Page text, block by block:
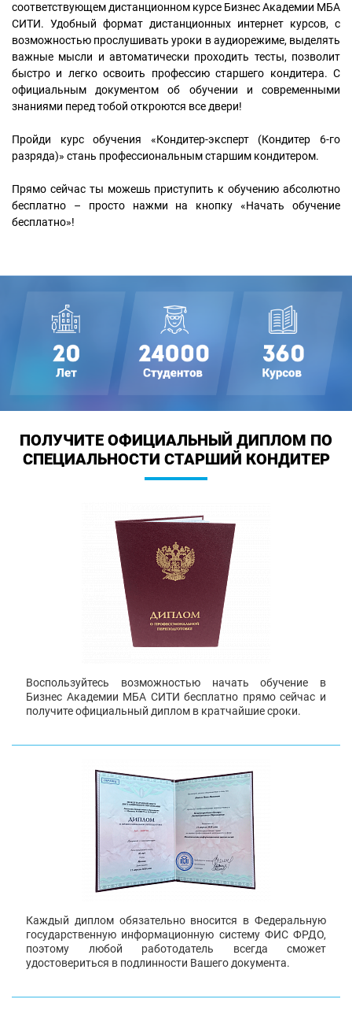
соответствующем дистанционном курсе Бизнес Академии МБА
СИТИ. Удобный формат дистанционных интернет курсов, с
возможностью прослушивать уроки в аудиорежиме, выделять
важные мысли и автоматически проходить тесты, позволит
быстро и легко освоить профессию старшего кондитера. С
официальным документом об обучении и современными
знаниями перед тобой откроются все двери!
Пройди курс обучения «Кондитер-эксперт (Кондитер 6-го
разряда)» стань профессиональным старшим кондитером.
Прямо сейчас ты можешь приступить к обучению абсолютно
бесплатно – просто нажми на кнопку «Начать обучение
бесплатно»!
ПОЛУЧИТЕ ОФИЦИАЛЬНЫЙ ДИПЛОМ ПО
СПЕЦИАЛЬНОСТИ СТАРШИЙ КОНДИТЕР
Воспользуйтесь возможностью начать обучение в
Бизнес Академии МБА СИТИ бесплатно прямо сейчас и
получите официальный диплом в кратчайшие сроки.
Каждый диплом обязательно вносится в Федеральную
государственную информационную систему ФИС ФРДО,
поэтому любой работодатель всегда сможет
удостовериться в подлинности Вашего документа.